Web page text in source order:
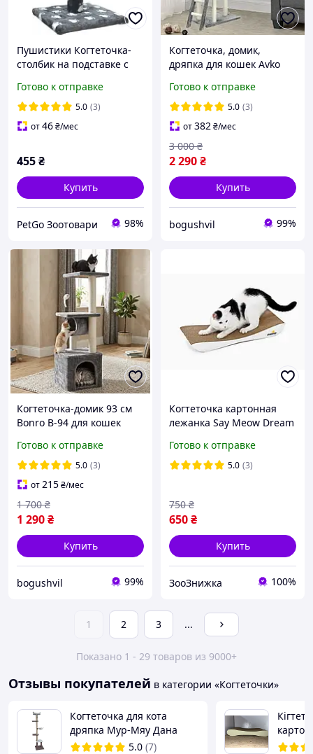
Пушистики Когтеточка-
столбик на подставке с
С-5
Готово к отправке
5.0 (3)
от46₴/мес
455₴
Купить
PetGo Зоотовари 98%
Когтеточка, домик,
дряпка для кошек Avko
с ярусами большая и
качественная
Готово к отправке
5.0 (3)
от382₴/мес
2 290₴
3 000 ₴
Купить
bogushvil 99%
Когтеточка-домик 93 см
Bonro B-94 для кошек
качественная с игрушкой
Готово к отправке
5.0 (3)
от215₴/мес
1 290₴
1 700 ₴
Купить
bogushvil 99%
Когтеточка картонная
лежанка Say Meow Dream
Готово к отправке
5.0 (3)
650₴
750 ₴
Купить
ЗооЗнижка 100%
1 2 3 ...
Показано 1 - 29 товаров из 9000+
Отзывы покупателей в категории «Когтеточки»
Когтеточка для кота
дряпка Мур-Мяу Дана
50х50х210см для кошек в
5.0 (7)